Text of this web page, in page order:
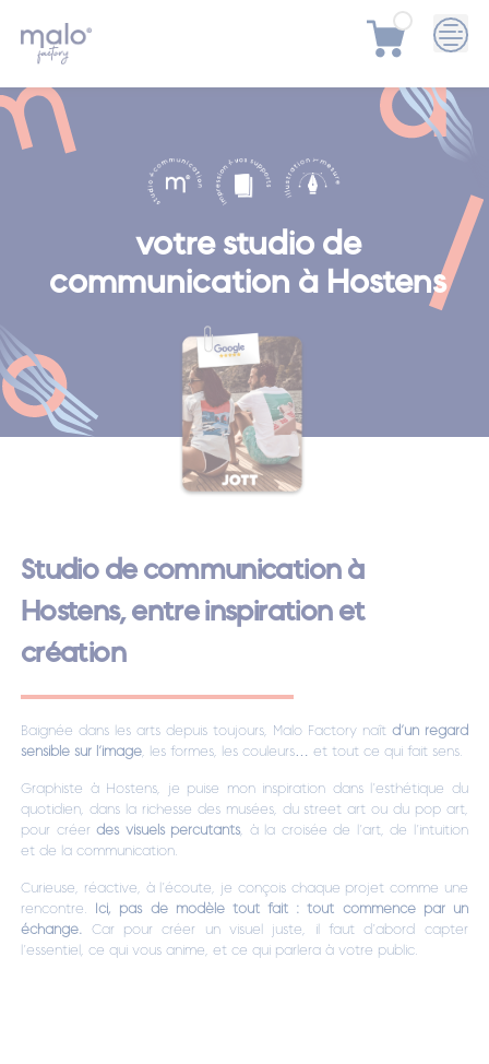
content
votre studio de
communication à Hostens
Studio de communication à
Hostens, entre inspiration et
création
Baignée dans les arts depuis toujours, Malo Factory naît d’un regard
sensible sur l’image , les formes, les couleurs… et tout ce qui fait sens.
Graphiste à Hostens, je puise mon inspiration dans l’esthétique du
quotidien, dans la richesse des musées, du street art ou du pop art,
pour créerdes visuels percutants , à la croisée de l’art, de l’intuition
et de la communication.
Curieuse, réactive, à l’écoute, je conçois chaque projet comme une
rencontre.
Ici, pas de modèle tout fait : tout commence par un
échange.
Car pour créer un visuel juste, il faut d’abord capter
l’essentiel, ce qui vous anime, et ce qui parlera à votre public.